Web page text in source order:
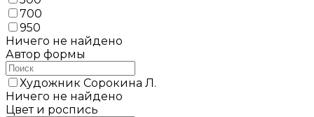
700
950
Ничего не найдено
Автор формы
Художник Сорокина Л.
Ничего не найдено
Цвет и роспись